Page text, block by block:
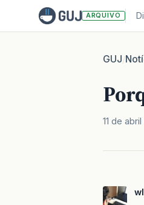
ARQUIVO
GUJ/
11 de